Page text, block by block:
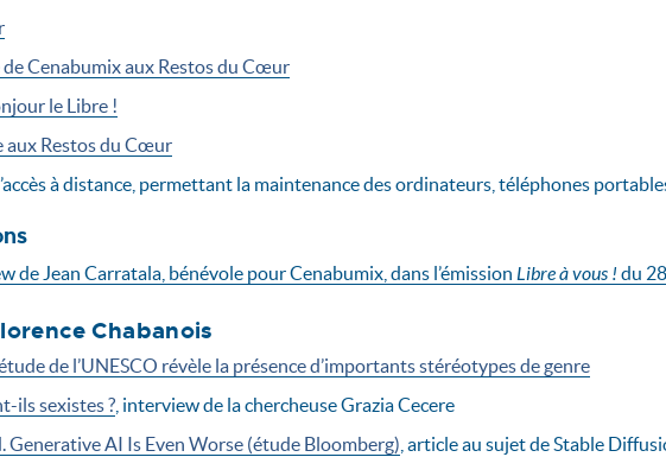
Cenabumix aux Restos du Cœur
le Libre !
aux Restos du Cœur
à distance, permettant la maintenance des ordinateurs, téléphones
de Jean Carratala, bénévole pour Cenabumix, dans l’émission Libre à vous ! du
Chabanois
de l’UNESCO révèle la présence d’importants stéréotypes de genre
ils sexistes ?, interview de la chercheuse Grazia Cecere
Generative AI Is Even Worse (étude Bloomberg) , article au sujet de Stable